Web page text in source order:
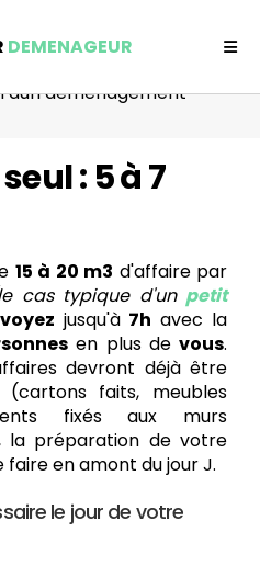
DEMENAGEUR
dun demenagement
: 5 à 7
15 à 20 m3 d'affaire par
cas typique d'un petit
jusqu'à 7h avec la
en plus de vous.
devront déjà être
faits, meubles
fixés aux murs
préparation de votre
en amont du jour J.
le jour de votre